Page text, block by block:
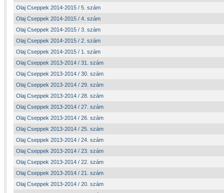
Olaj Cseppek 2014-2015 / 5. szám
Olaj Cseppek 2014-2015 / 4. szám
Olaj Cseppek 2014-2015 / 3. szám
Olaj Cseppek 2014-2015 / 2. szám
Olaj Cseppek 2014-2015 / 1. szám
Olaj Cseppek 2013-2014 / 31. szám
Olaj Cseppek 2013-2014 / 30. szám
Olaj Cseppek 2013-2014 / 29. szám
Olaj Cseppek 2013-2014 / 28. szám
Olaj Cseppek 2013-2014 / 27. szám
Olaj Cseppek 2013-2014 / 26. szám
Olaj Cseppek 2013-2014 / 25. szám
Olaj Cseppek 2013-2014 / 24. szám
Olaj Cseppek 2013-2014 / 23. szám
Olaj Cseppek 2013-2014 / 22. szám
Olaj Cseppek 2013-2014 / 21. szám
Olaj Cseppek 2013-2014 / 20. szám